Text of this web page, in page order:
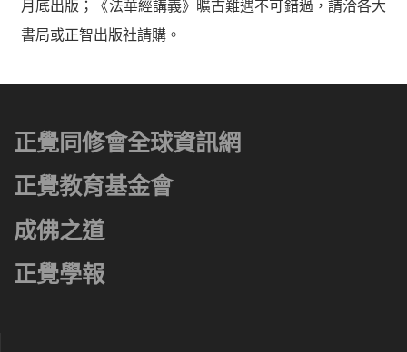
月底出版；《法華經講義》曠古難遇不可錯過，請洽各大
書局或正智出版社請購。
正覺同修會全球資訊網
正覺教育基金會
成佛之道
正覺學報